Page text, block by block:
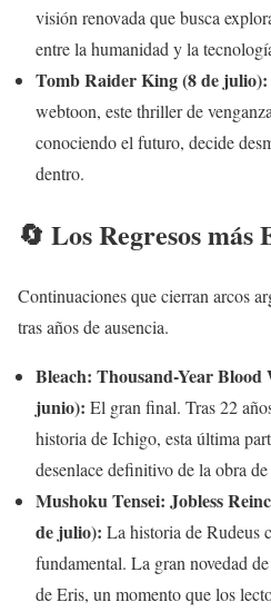
visión renovada que busca
entre la humanidad y la
Tomb Raider King (8 de julio):
webtoon, este thriller de
conociendo el futuro, decide
dentro.
🔄 Los Regresos más
Continuaciones que cierran arcos
tras años de ausencia.
Bleach: Thousand-Year
junio): El gran final. Tras 22
historia de Ichigo, esta última
desenlace definitivo de la obra
Mushoku Tensei: Jobless
de julio): La historia de Rudeus
fundamental. La gran novedad
de Eris, un momento que los